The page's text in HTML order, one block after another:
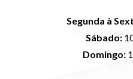
Segunda à
Sábado:
Domingo: